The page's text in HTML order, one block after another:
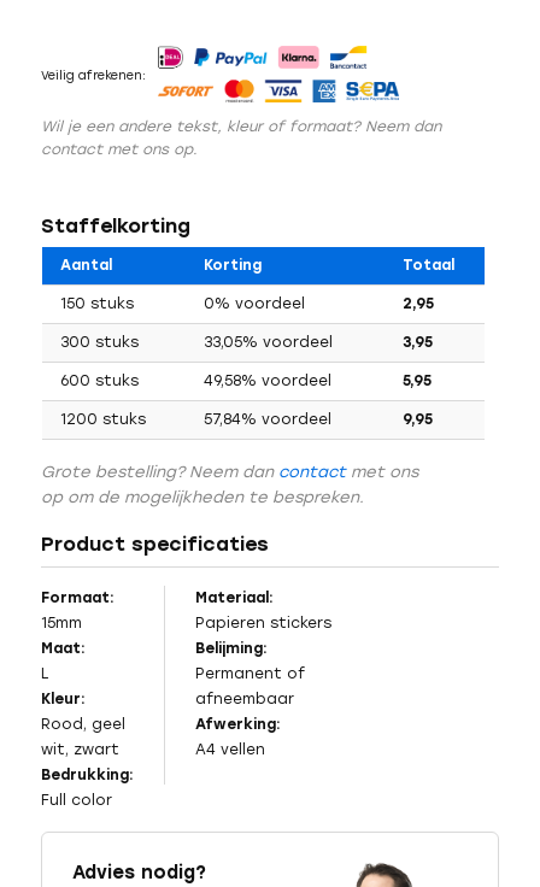
Veilig afrekenen:
Wil je een andere tekst, kleur of formaat? Neem dan
contact met ons op.
Staffelkorting
Aantal Korting Totaal
150 stuks 0% voordeel 2,95
300 stuks 33,05% voordeel 3,95
600 stuks 49,58% voordeel 5,95
1200 stuks 57,84% voordeel 9,95
Grote bestelling? Neem dan contactmet ons
op om de mogelijkheden te bespreken.
Product specificaties
Formaat:
15mm
Maat:
L
Kleur:
Rood, geel
wit, zwart
Bedrukking:
Full color
Materiaal:
Papieren stickers
Belijming:
Permanent of
afneembaar
Afwerking:
A4 vellen
Advies nodig?